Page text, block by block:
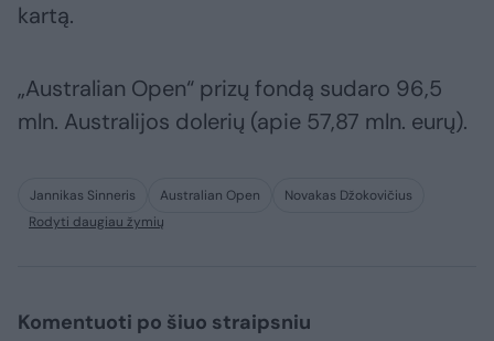
kartą.
„Australian Open“ prizų fondą sudaro 96,5
mln. Australijos dolerių (apie 57,87 mln. eurų).
Jannikas Sinneris Australian Open
Novakas Džokovičius
Rodyti daugiau žymių
Komentuoti po šiuo straipsniu